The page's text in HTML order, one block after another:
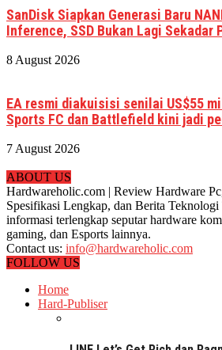
SanDisk Siapkan Generasi Baru
Inference, SSD Bukan Lagi Sekadar
8 August 2026
EA resmi diakuisisi senilai US$55
Sports FC dan Battlefield kini jadi
7 August 2026
ABOUT US
Hardwareholic.com | Review Hardware
Spesifikasi Lengkap, dan Berita
informasi terlengkap seputar hardware
gaming, dan Esports lainnya.
Contact us: info@hardwareholic.com
FOLLOW US
Home
Hard-Publiser